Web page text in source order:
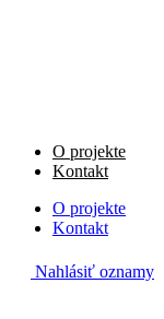
O projekte
Kontakt
O projekte
Kontakt
Nahlásiť oznamy